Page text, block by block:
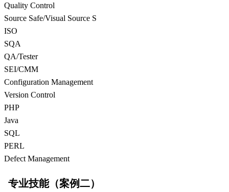
Quality Control
Source Safe/Visual Source S
ISO
SQA
QA/Tester
SEI/CMM
Configuration Management
Version Control
PHP
Java
SQL
PERL
Defect Management
专业技能（案例二）